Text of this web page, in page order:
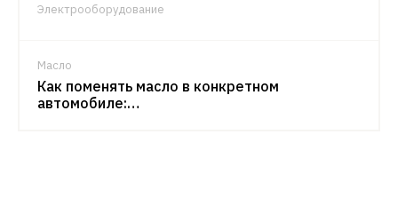
Электрооборудование
Масло
Как поменять масло в конкретном
автомобиле:…